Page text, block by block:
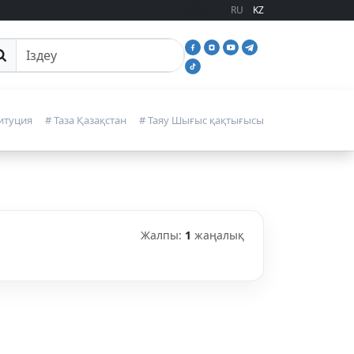
RU KZ
іздеу
# Таза Қазақстан # Таяу Шығыс қақтығысы
Жалпы: 1 жаңалық